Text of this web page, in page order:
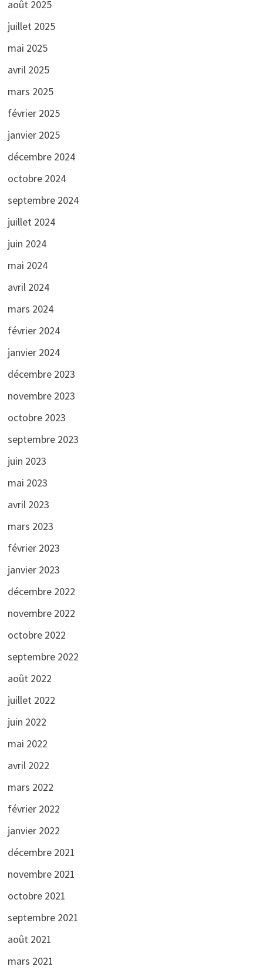
août 2025
juillet 2025
mai 2025
avril 2025
mars 2025
février 2025
janvier 2025
décembre 2024
octobre 2024
septembre 2024
juillet 2024
juin 2024
mai 2024
avril 2024
mars 2024
février 2024
janvier 2024
décembre 2023
novembre 2023
octobre 2023
septembre 2023
juin 2023
mai 2023
avril 2023
mars 2023
février 2023
janvier 2023
décembre 2022
novembre 2022
octobre 2022
septembre 2022
août 2022
juillet 2022
juin 2022
mai 2022
avril 2022
mars 2022
février 2022
janvier 2022
décembre 2021
novembre 2021
octobre 2021
septembre 2021
août 2021
mars 2021